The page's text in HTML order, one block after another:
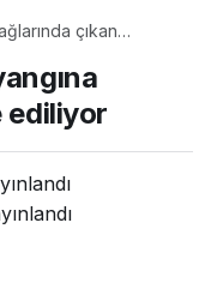
çıkan
ediliyor
ediliyor